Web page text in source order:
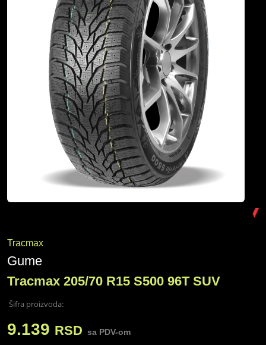
Tracmax
Gume
Tracmax 205/70 R15 S500 96T SUV
Šifra proizvoda:
9.139 RSD sa PDV-om